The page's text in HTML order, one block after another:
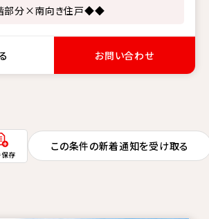
分×南向き住戸◆◆
お問い合わせ
存
この条件の新着通知を受け取る